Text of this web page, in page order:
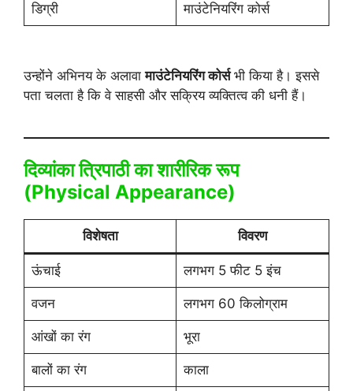
डिग्री माउंटेनियरिंग कोर्स
उन्होंने अभिनय के अलावामाउंटेनियरिंग कोर्सभी किया है। इससे
पता चलता है कि वे साहसी और सक्रिय व्यक्तित्व की धनी हैं।
दिव्यांका त्रिपाठी का शारीरिक रूप
(Physical Appearance)
विशेषता विवरण
ऊंचाई लगभग 5 फीट 5 इंच
वजन लगभग 60 किलोग्राम
आंखों का रंग भूरा
बालों का रंग काला